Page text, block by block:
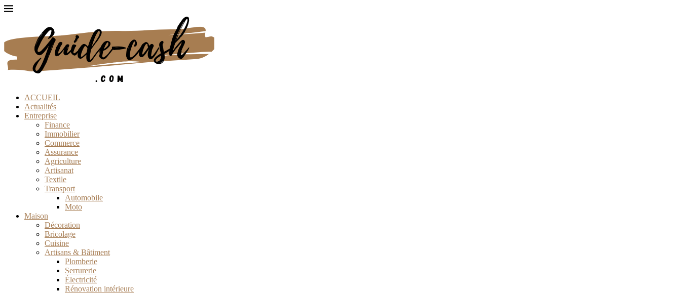
ACCUEIL
Actualités
Entreprise
Finance
Immobilier
Commerce
Assurance
Agriculture
Artisanat
Textile
Transport
Automobile
Moto
Maison
Décoration
Bricolage
Cuisine
Artisans & Bâtiment
Plomberie
Serrurerie
Électricité
Rénovation intérieure